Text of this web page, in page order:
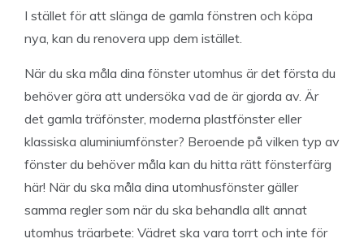
I stället för att slänga de gamla fönstren och köpa
nya, kan du renovera upp dem istället.
När du ska måla dina fönster utomhus är det första du
behöver göra att undersöka vad de är gjorda av. Är
det gamla träfönster, moderna plastfönster eller
klassiska aluminiumfönster? Beroende på vilken typ av
fönster du behöver måla kan du hitta rätt fönsterfärg
här! När du ska måla dina utomhusfönster gäller
samma regler som när du ska behandla allt annat
utomhus träarbete: Vädret ska vara torrt och inte för